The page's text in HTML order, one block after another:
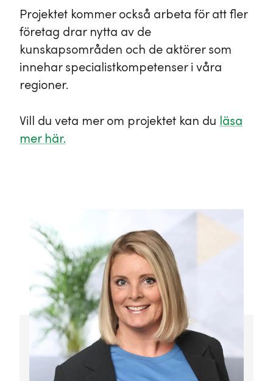
Projektet kommer också arbeta för att fler
företag drar nytta av de
kunskapsområden och de aktörer som
innehar specialistkompetenser i våra
regioner.
Vill du veta mer om projektet kan du läsa
mer här.